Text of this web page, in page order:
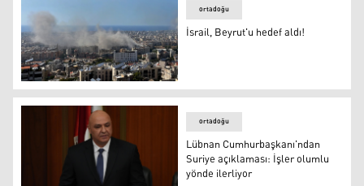
İsrail, Beyrut'u hedef aldı!
ortadoğu
İsrail, Beyrut'u hedef aldı!
ortadoğu
Lübnan Cumhurbaşkanı'ndan
Suriye açıklaması: İşler olumlu
yönde ilerliyor